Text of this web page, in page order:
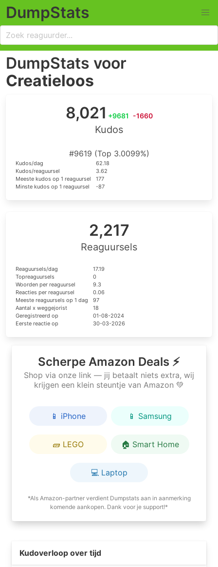
DumpStats
DumpStats voor
Creatieloos
8,021 +9681 -1660
Kudos
#9619 (Top 3.0099%)
Kudos/dag
62.18
Kudos/reaguursel
3.62
Meeste kudos op 1 reaguursel
177
Minste kudos op 1 reaguursel
-87
2,217
Reaguursels
Reaguursels/dag
17.19
Topreaguursels
0
Woorden per reaguursel
9.3
Reacties per reaguursel
0.06
Meeste reaguursels op 1 dag
97
Aantal x weggejorist
18
Geregistreerd op
01-08-2024
Eerste reactie op
30-03-2026
Scherpe Amazon Deals ⚡
Shop via onze link — jij betaalt niets extra, wij
krijgen een klein steuntje van Amazon 💚
📱 iPhone 📱 Samsung
🧱 LEGO 🏠 Smart Home
💻 Laptop
*Als Amazon-partner verdient Dumpstats aan in aanmerking
komende aankopen. Dank voor je support!*
Kudoverloop over tijd